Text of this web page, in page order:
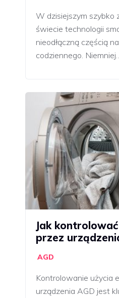
W dzisiejszym szybko
świecie technologii
nieodłączną częścią
codziennego. Niemniej…
Jak
przez
AGD
Kontrolowanie użycia
urządzenia AGD jest